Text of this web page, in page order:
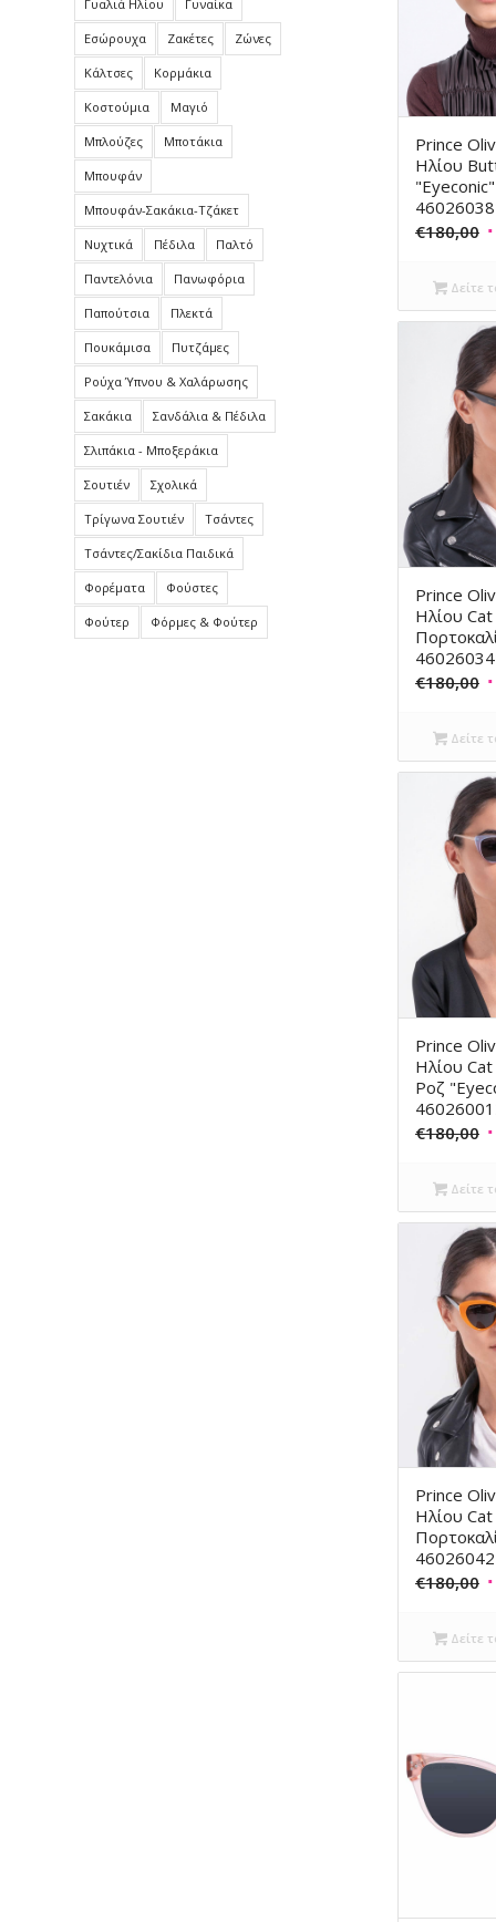
Prince
Ηλίου
"Eyeconic"
€180,00
Δείτε
Prince
Ηλίου
€180,00
Δείτε
Prince
Ηλίου
Ροζ
€180,00
Δείτε
Prince
Ηλίου
€180,00
Δείτε
Γυαλιά Ηλίου Γυναίκα
Εσώρουχα Ζακέτες Ζώνες
Κάλτσες Κορμάκια
Κοστούμια Μαγιό
Μπλούζες Μποτάκια
Μπουφάν
Μπουφάν-Σακάκια-Τζάκετ
Νυχτικά Πέδιλα Παλτό
Παντελόνια Πανωφόρια
Παπούτσια Πλεκτά
Πουκάμισα Πυτζάμες
Ρούχα Ύπνου & Χαλάρωσης
Σακάκια Σανδάλια & Πέδιλα
Σλιπάκια - Μποξεράκια
Σουτιέν Σχολικά
Τρίγωνα Σουτιέν Τσάντες
Τσάντες/Σακίδια Παιδικά
Φορέματα Φούστες
Φούτερ Φόρμες & Φούτερ